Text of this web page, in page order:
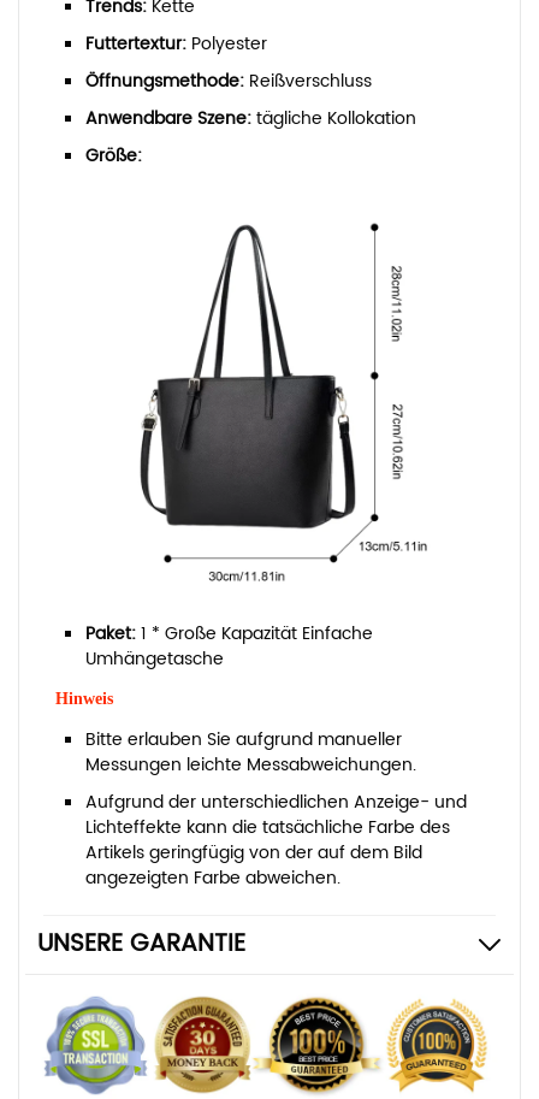
Trends: Kette
Futtertextur: Polyester
Öffnungsmethode: Reißverschluss
Anwendbare Szene:tägliche Kollokation
Größe:
Paket:1 * Große Kapazität Einfache
Umhängetasche
Hinweis
Bitte erlauben Sie aufgrund manueller
Messungen leichte Messabweichungen.
Aufgrund der unterschiedlichen Anzeige- und
Lichteffekte kann die tatsächliche Farbe des
Artikels geringfügig von der auf dem Bild
angezeigten Farbe abweichen.
UNSERE GARANTIE